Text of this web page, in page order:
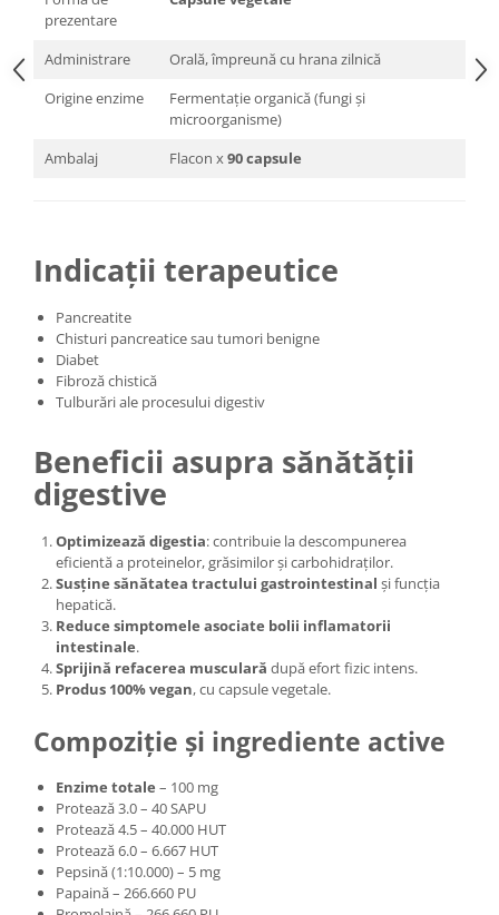
prezentare
Administrare
Orală, împreună cu hrana zilnică
Origine enzime
Fermentație organică (fungi și
microorganisme)
Ambalaj
Flacon x90 capsule
Indicații terapeutice
Pancreatite
Chisturi pancreatice sau tumori benigne
Diabet
Fibroză chistică
Tulburări ale procesului digestiv
Beneficii asupra sănătății
digestive
Optimizează digestia: contribuie la descompunerea
eficientă a proteinelor, grăsimilor și carbohidraților.
Susține sănătatea tractului gastrointestinal și funcția
hepatică.
Reduce simptomele asociate bolii inflamatorii
intestinale.
Sprijină refacerea musculară după efort fizic intens.
Produs 100% vegan, cu capsule vegetale.
Compoziție și ingrediente active
Enzime totale – 100 mg
Protează 3.0 – 40 SAPU
Protează 4.5 – 40.000 HUT
Protează 6.0 – 6.667 HUT
Pepsină (1:10.000) – 5 mg
Papaină – 266.660 PU